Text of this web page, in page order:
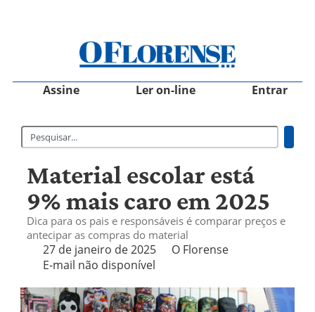
Assine Ler on-line Entrar
Material escolar está
9% mais caro em 2025
Dica para os pais e responsáveis é comparar preços e
antecipar as compras do material
27 de janeiro de 2025
O Florense
E-mail não disponível